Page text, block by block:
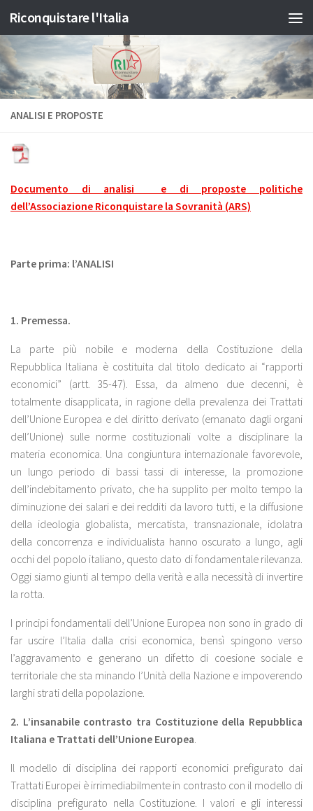
Salta al contenuto
Riconquistare l'Italia
ANALISI E PROPOSTE
Documento di analisi e di proposte politiche
dell’Associazione Riconquistare la Sovranità (ARS)
Parte prima: l’ANALISI
1. Premessa.
La parte più nobile e moderna della Costituzione della
Repubblica Italiana è costituita dal titolo dedicato ai “rapporti
economici” (artt. 35-47). Essa, da almeno due decenni, è
totalmente disapplicata, in ragione della prevalenza dei Trattati
dell’Unione Europea e del diritto derivato (emanato dagli organi
dell’Unione) sulle norme costituzionali volte a disciplinare la
materia economica. Una congiuntura internazionale favorevole,
un lungo periodo di bassi tassi di interesse, la promozione
dell’indebitamento privato, che ha supplito per molto tempo la
diminuzione dei salari e dei redditi da lavoro tutti, e la diffusione
della ideologia globalista, mercatista, transnazionale, idolatra
della concorrenza e individualista hanno oscurato a lungo, agli
occhi del popolo italiano, questo dato di fondamentale rilevanza.
Oggi siamo giunti al tempo della verità e alla necessità di invertire
la rotta.
I principi fondamentali dell’Unione Europea non sono in grado di
far uscire l’Italia dalla crisi economica, bensì spingono verso
l’aggravamento e generano un difetto di coesione sociale e
territoriale che sta minando l’Unità della Nazione e impoverendo
larghi strati della popolazione.
2. L’insanabile contrasto tra Costituzione della Repubblica
Italiana e Trattati dell’Unione Europea.
Il modello di disciplina dei rapporti economici prefigurato dai
Trattati Europei è irrimediabilmente in contrasto con il modello di
disciplina prefigurato nella Costituzione. I valori e gli interessi